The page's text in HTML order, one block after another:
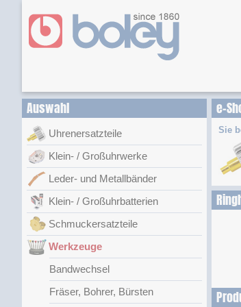
Auswahl
Uhrenersatzteile
Klein- / Großuhrwerke
Leder- und Metallbänder
Klein- / Großuhrbatterien
Schmuckersatzteile
Werkzeuge
Bandwechsel
Fräser, Bohrer, Bürsten
e-
Sie